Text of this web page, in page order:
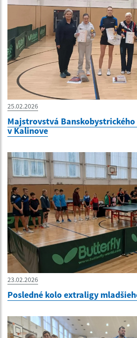
25.02.2026
Majstrovstvá
v Kalinove
23.02.2026
Posledné kolo extraligy